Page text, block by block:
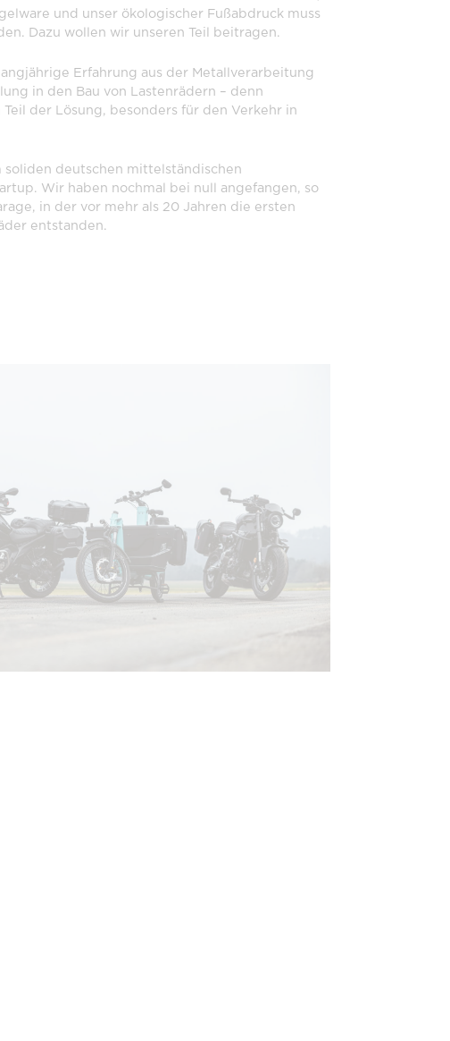
und unser ökologischer Fußabdruck muss
Dazu wollen wir unseren Teil beitragen.
Erfahrung aus der Metallverarbeitung
in den Bau von Lastenrädern – denn
Teil der Lösung, besonders für den Verkehr in
soliden deutschen mittelständischen
Wir haben nochmal bei null angefangen, so
in der vor mehr als 20 Jahren die ersten
entstanden.